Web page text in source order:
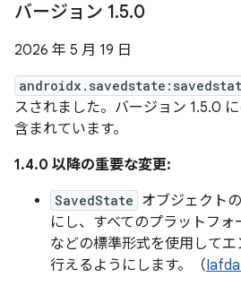
バージョン 1.5.0
2026 年 5 月 19 日
スされました。バージョン 1.5.0
含まれています。
1.4.0 以降の重要な変更:
SavedState オブジェクト
にし、すべてのプラットフォ
などの標準形式を使用して
行えるようにします。（